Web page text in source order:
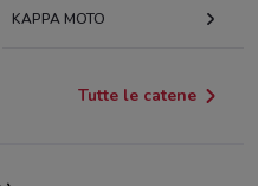
KAPPA MOTO
Tutte le catene